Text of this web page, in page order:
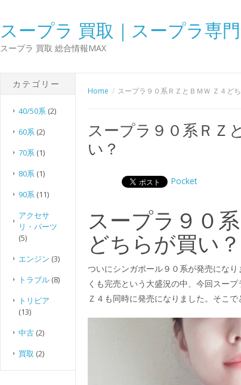
スープラ 買取｜スープラ専
スープラ 買取 総合情報MAX
カテゴリー
40/50系 (2)
60系 (2)
70系 (1)
80系 (1)
90系 (11)
アクセサ
リ・パーツ
(5)
エンジン (3)
トラブル (8)
トリビア
(13)
中古 (2)
買取 (2)
Home スープラ９０系ＲＺとＢＭＷ Ｚ４ど
スープラ９０系ＲＺ
い？
Pocket
スープラ９０
どちらが買い？
ついにシンガポール９０系が発売にな
くも完売という大盛況の中、今回スー
Ｚ４も同時に発売になりました。そこ